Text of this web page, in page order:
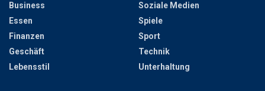
Business
Essen
Finanzen
Geschäft
Lebensstil
Soziale Medien
Spiele
Sport
Technik
Unterhaltung